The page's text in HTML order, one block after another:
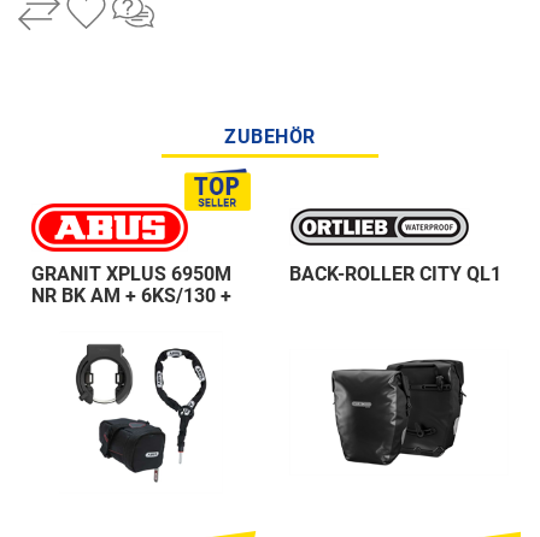
ZUBEHÖR
GRANIT XPLUS 6950M
NR BK AM + 6KS/130 +
BACK-ROLLER CITY QL1